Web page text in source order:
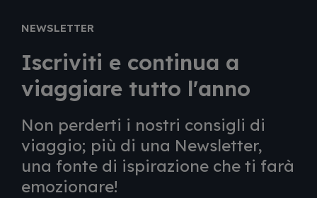
NEWSLETTER
Iscriviti e continua a
viaggiare tutto l'anno
Non perderti i nostri consigli di
viaggio; più di una Newsletter,
una fonte di ispirazione che ti farà
emozionare!